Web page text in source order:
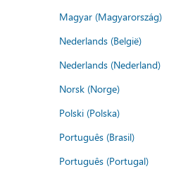
Magyar (Magyarország)
Nederlands (België)
Nederlands (Nederland)
Norsk (Norge)
Polski (Polska)
Português (Brasil)
Português (Portugal)